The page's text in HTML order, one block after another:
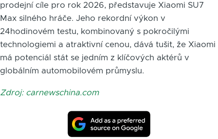
prodejní cíle pro rok 2026, představuje Xiaomi SU7
Max silného hráče. Jeho rekordní výkon v
24hodinovém testu, kombinovaný s pokročilými
technologiemi a atraktivní cenou, dává tušit, že Xiaomi
má potenciál stát se jedním z klíčových aktérů v
globálním automobilovém průmyslu.
Zdroj: carnewschina.com